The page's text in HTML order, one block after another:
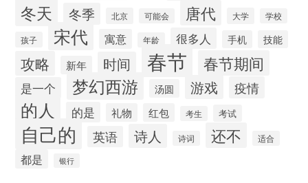
冬天 冬季 北京 可能会 唐代 大学 学校
孩子 宋代 寓意 年龄 很多人 手机 技能
攻略 新年 时间 春节 春节期间
是一个 梦幻西游 汤圆 游戏 疫情
的人 的是 礼物 红包 考生 考试
自己的 英语 诗人 诗词 还不 适合
都是 银行